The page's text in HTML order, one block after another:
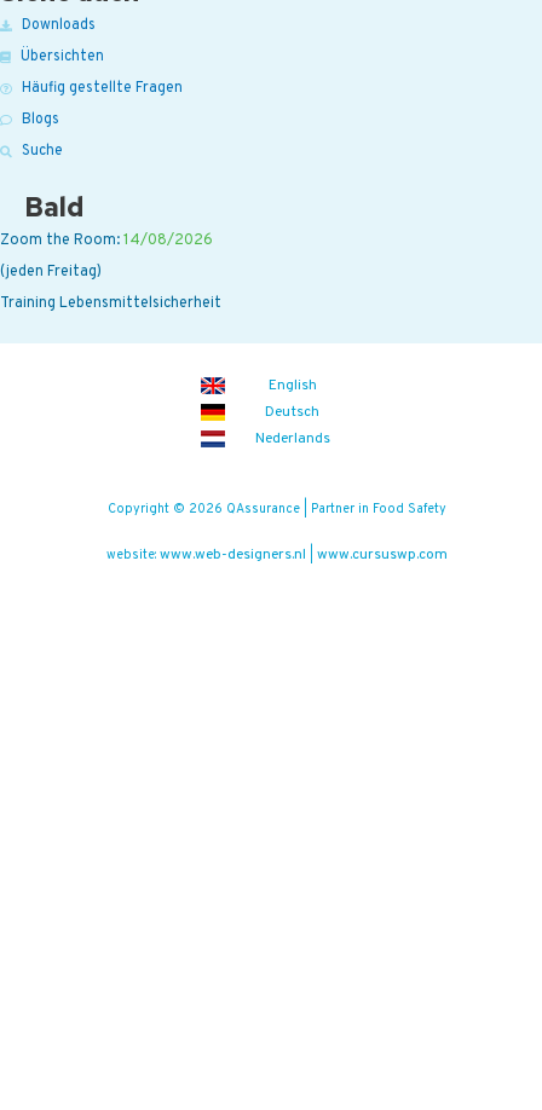
Downloads
Übersichten
Häufig gestellte Fragen
Blogs
Suche
Bald
Zoom the Room:14/08/2026
(jeden Freitag)
Training Lebensmittelsicherheit
English
Deutsch
Nederlands
Copyright © 2026 QAssurance | Partner in Food Safety
website: www.web-designers.nl www.cursuswp.com